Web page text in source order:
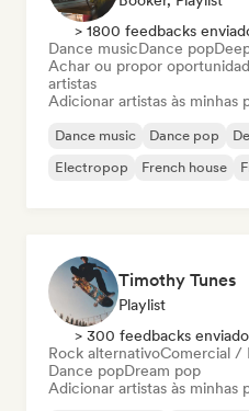
> 1800 feedbacks
Dance musicDance pop
Achar ou propor
artistas
Adicionar artistas às minhas
Dance music Dance pop
Electropop
French house
Timothy Tunes
Playlist
> 300 feedbacks
Rock alternativoComercial /
Dance popDream pop
Adicionar artistas às minhas